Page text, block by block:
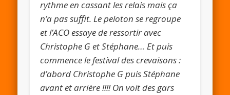
rythme en cassant les relais mais ça
n’a pas suffit. Le peloton se regroupe
et l’ACO essaye de ressortir avec
Christophe G et Stéphane… Et puis
commence le festival des crevaisons :
d’abord Christophe G puis Stéphane
avant et arrière !!!! On voit des gars